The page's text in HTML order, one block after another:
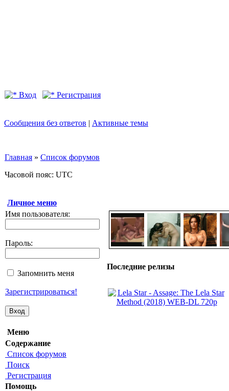
Вход Регистрация
Сообщения без ответов | Активные темы
Главная » Список форумов
Часовой пояс: UTC
Личное меню
Имя пользователя:
Пароль:
Запомнить меня
Зарегистрироваться!
Меню
Содержание
Список форумов
Поиск
Регистрация
Помощь
Последние релизы